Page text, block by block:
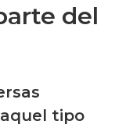
del
tipo